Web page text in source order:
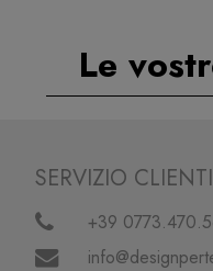
Le
SERVIZIO CLIENTI
+39